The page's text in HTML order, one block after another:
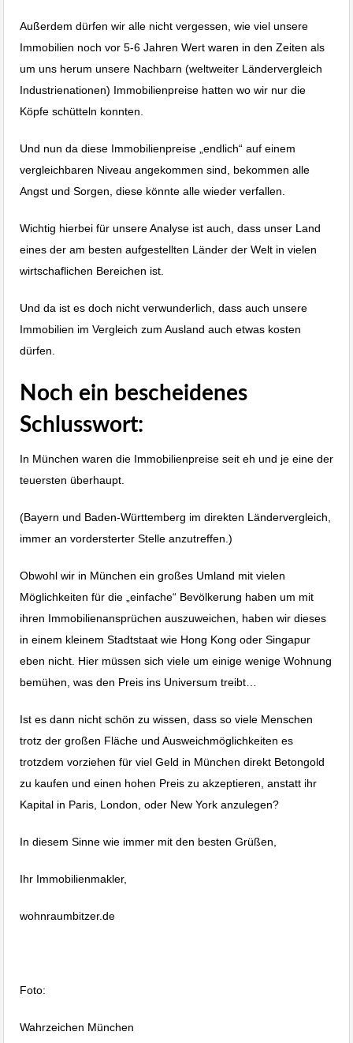
Außerdem dürfen wir alle nicht vergessen, wie viel unsere
Immobilien noch vor 5-6 Jahren Wert waren in den Zeiten als
um uns herum unsere Nachbarn (weltweiter Ländervergleich
Industrienationen) Immobilienpreise hatten wo wir nur die
Köpfe schütteln konnten.
Und nun da diese Immobilienpreise „endlich“ auf einem
vergleichbaren Niveau angekommen sind, bekommen alle
Angst und Sorgen, diese könnte alle wieder verfallen.
Wichtig hierbei für unsere Analyse ist auch, dass unser Land
eines der am besten aufgestellten Länder der Welt in vielen
wirtschaflichen Bereichen ist.
Und da ist es doch nicht verwunderlich, dass auch unsere
Immobilien im Vergleich zum Ausland auch etwas kosten
dürfen.
Noch ein bescheidenes
Schlusswort:
In München waren die Immobilienpreise seit eh und je eine der
teuersten überhaupt.
(Bayern und Baden-Württemberg im direkten Ländervergleich,
immer an vordersterter Stelle anzutreffen.)
Obwohl wir in München ein großes Umland mit vielen
Möglichkeiten für die „einfache“ Bevölkerung haben um mit
ihren Immobilienansprüchen auszuweichen, haben wir dieses
in einem kleinem Stadtstaat wie Hong Kong oder Singapur
eben nicht. Hier müssen sich viele um einige wenige Wohnung
bemühen, was den Preis ins Universum treibt…
Ist es dann nicht schön zu wissen, dass so viele Menschen
trotz der großen Fläche und Ausweichmöglichkeiten es
trotzdem vorziehen für viel Geld in München direkt Betongold
zu kaufen und einen hohen Preis zu akzeptieren, anstatt ihr
Kapital in Paris, London, oder New York anzulegen?
In diesem Sinne wie immer mit den besten Grüßen,
Ihr Immobilienmakler,
wohnraumbitzer.de
Foto:
Wahrzeichen München